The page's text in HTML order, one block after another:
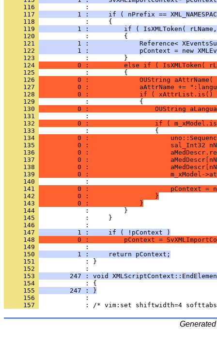
     116
     117
1 :     if ( nPrefix ==
     118
     119
1 :         if ( IsXMLToken(
     120
     121
1 :             Reference<
     122
1 :             pContext = new
     123
     124
0 :         else if ( IsXMLToken(
     125
     126
0 :             OUString
     127
0 :             aAttrName +=
     128
0 :             if ( xAttrList.is()
     129
     130
0 :                 OUString
     131
     132
0 :                 if (
     133
     134
0 :
     135
0 :                     sal_Int32
     136
0 :
     137
0 :
     138
0 :
     139
0 :                     m_xModel-
     140
     141
0 :                     pContext =
     142
          0 :                 }
     143
          0 :             }
     144
     145
     146
     147
          1 :     if ( !pContext )
     148
0 :         pContext =
     149
     150
          1 :     return pContext;
     151
            : }
     152
     153
247 : void
     154
     155
        247 : }
     156
     157